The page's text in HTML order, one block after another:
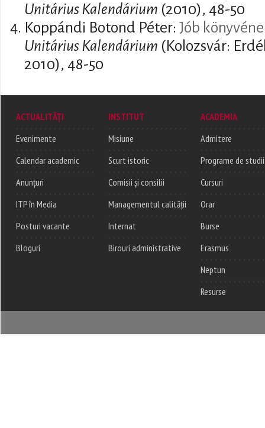
Unitárius Kalendárium (2010), 48-50
Koppándi Botond Péter: Jób
Unitárius Kalendárium (Kolozsvár:
2010), 48-50
ACTUALITĂȚI
Evenimente
Calendar academic
Anunțuri
ITP în Media
Posturi vacante
Bloguri
INSTITUT
Misiune
Scurt istoric
Comisii și consilii
Managementul calității
Internat
Birouri administrative
ACADEMIA
Admitere
Programe de studii
Cursuri
Orar
Burse
Erasmus
Neptun
Resurse